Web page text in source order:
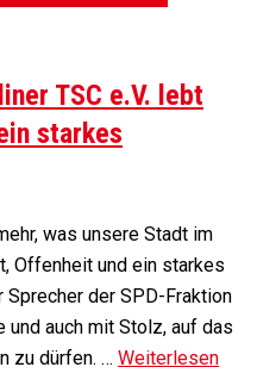
TSC e.V. lebt
starkes
was unsere Stadt im
Offenheit und ein starkes
der SPD-Fraktion
auch mit Stolz, auf das
zu dürfen. … Weiterlesen